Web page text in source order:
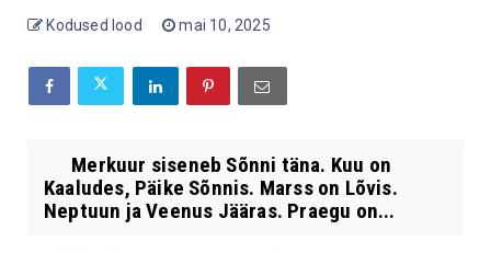
Kodused lood mai 10, 2025
Merkuur siseneb Sõnni täna. Kuu on
Kaaludes, Päike Sõnnis. Marss on Lõvis.
Neptuun ja Veenus Jääras. Praegu on...